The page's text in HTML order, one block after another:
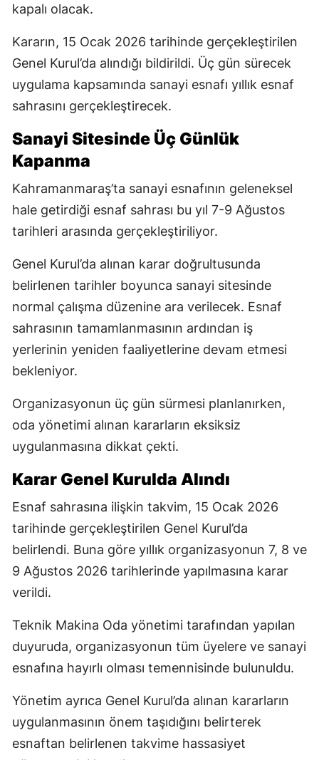
kapalı olacak.
Kararın, 15 Ocak 2026 tarihinde gerçekleştirilen
Genel Kurul’da alındığı bildirildi. Üç gün sürecek
uygulama kapsamında sanayi esnafı yıllık esnaf
sahrasını gerçekleştirecek.
Sanayi Sitesinde Üç Günlük
Kapanma
Kahramanmaraş’ta sanayi esnafının geleneksel
hale getirdiği esnaf sahrası bu yıl 7-9 Ağustos
tarihleri arasında gerçekleştiriliyor.
Genel Kurul’da alınan karar doğrultusunda
belirlenen tarihler boyunca sanayi sitesinde
normal çalışma düzenine ara verilecek. Esnaf
sahrasının tamamlanmasının ardından iş
yerlerinin yeniden faaliyetlerine devam etmesi
bekleniyor.
Organizasyonun üç gün sürmesi planlanırken,
oda yönetimi alınan kararların eksiksiz
uygulanmasına dikkat çekti.
Karar Genel Kurulda Alındı
Esnaf sahrasına ilişkin takvim, 15 Ocak 2026
tarihinde gerçekleştirilen Genel Kurul’da
belirlendi. Buna göre yıllık organizasyonun 7, 8 ve
9 Ağustos 2026 tarihlerinde yapılmasına karar
verildi.
Teknik Makina Oda yönetimi tarafından yapılan
duyuruda, organizasyonun tüm üyelere ve sanayi
esnafına hayırlı olması temennisinde bulunuldu.
Yönetim ayrıca Genel Kurul’da alınan kararların
uygulanmasının önem taşıdığını belirterek
esnaftan belirlenen takvime hassasiyet